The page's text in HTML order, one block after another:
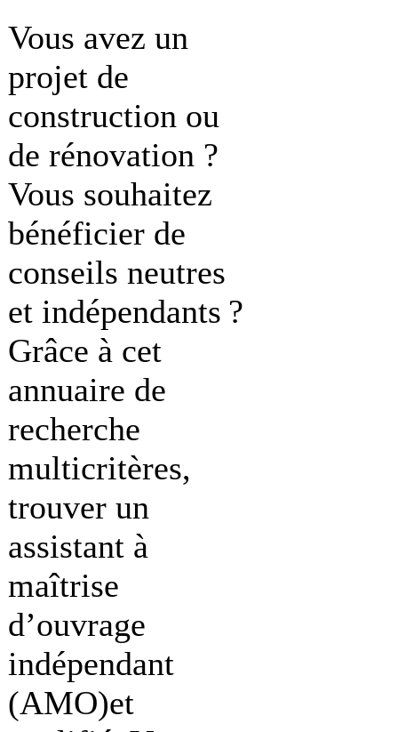
Vous avez un
projet de
construction ou
de rénovation ?
Vous souhaitez
bénéficier de
conseils neutres
et indépendants ?
Grâce à cet
annuaire de
recherche
multicritères,
trouver un
assistant à
maîtrise
d’ouvrage
indépendant
(AMO)et